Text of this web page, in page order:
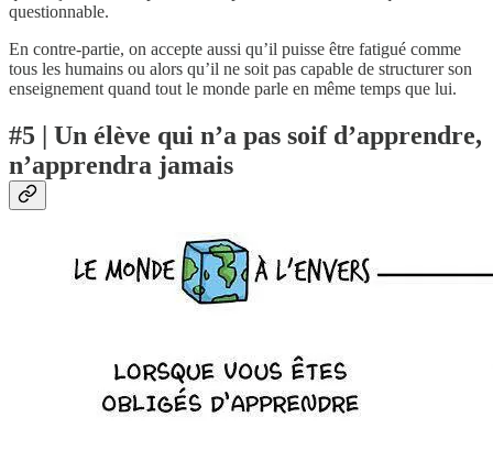
questionnable.
En contre-partie, on accepte aussi qu’il puisse être fatigué comme
tous les humains ou alors qu’il ne soit pas capable de structurer son
enseignement quand tout le monde parle en même temps que lui.
#5 | Un élève qui n’a pas soif d’apprendre,
n’apprendra jamais